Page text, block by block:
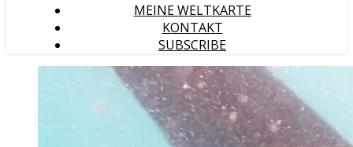
MEINE WELTKARTE
KONTAKT
SUBSCRIBE